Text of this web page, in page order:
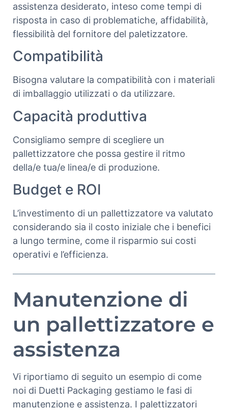
assistenza desiderato, inteso come tempi di
risposta in caso di problematiche, affidabilità,
flessibilità del fornitore del paletizzatore.
Compatibilità
Bisogna valutare la compatibilità con i materiali
di imballaggio utilizzati o da utilizzare.
Capacità produttiva
Consigliamo sempre di scegliere un
pallettizzatore che possa gestire il ritmo
della/e tua/e linea/e di produzione.
Budget e ROI
L’investimento di un pallettizzatore va valutato
considerando sia il costo iniziale che i benefici
a lungo termine, come il risparmio sui costi
operativi e l’efficienza.
Manutenzione di
un pallettizzatore e
assistenza
Vi riportiamo di seguito un esempio di come
noi di Duetti Packaging gestiamo le fasi di
manutenzione e assistenza. I palettizzatori